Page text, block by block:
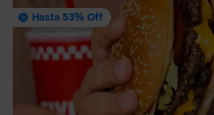
Hasta 53% Off